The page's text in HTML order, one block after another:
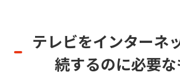
テレビをインターネ
続するのに必要